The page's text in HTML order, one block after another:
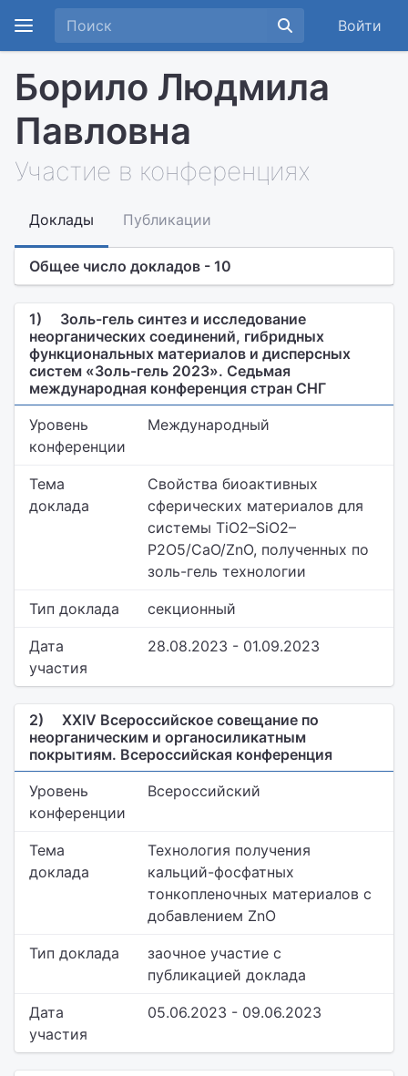
Войти
Борило Людмила
Павловна
Участие в конференциях
Доклады Публикации
Общее число докладов - 10
1)
Золь-гель синтез и исследование
неорганических соединений, гибридных
функциональных материалов и дисперсных
систем «Золь-гель 2023». Седьмая
международная конференция стран СНГ
Уровень
конференции
Международный
Тема
доклада
Свойства биоактивных
сферических материалов для
системы TiO2–SiO2–
P2O5/CaO/ZnO, полученных по
золь-гель технологии
Тип доклада секционный
Дата
участия
28.08.2023 - 01.09.2023
2)
XXIV Всероссийское совещание по
неорганическим и органосиликатным
покрытиям. Всероссийская конференция
Уровень
конференции
Всероссийский
Тема
доклада
Технология получения
кальций-фосфатных
тонкопленочных материалов с
добавлением ZnO
Тип доклада
заочное участие с
публикацией доклада
Дата
участия
05.06.2023 - 09.06.2023